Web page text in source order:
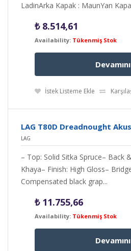
LadinArka Kapak : MaunYan
₺8.514,61
Availability: Tükenmiş Stok
İstek Listeme Ekle
LAG T80D Dreadnought
LAG
– Top: Solid Sitka Spruce– Back
Khaya– Finish: High Gloss–
Compensated black grap...
₺11.755,66
Availability: Tükenmiş Stok